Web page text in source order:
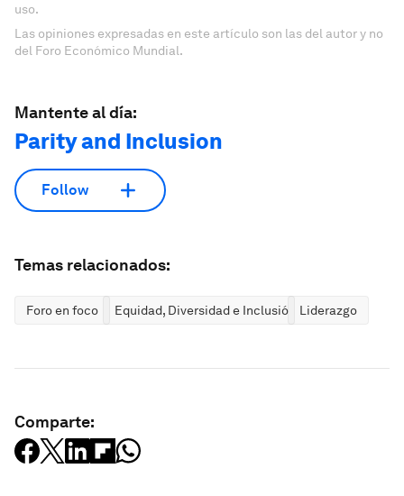
uso.
Las opiniones expresadas en este artículo son las del autor y no
del Foro Económico Mundial.
Mantente al día:
Parity and Inclusion
Follow
Temas relacionados:
Foro en foco Equidad, Diversidad e Inclusión Liderazgo
Comparte: